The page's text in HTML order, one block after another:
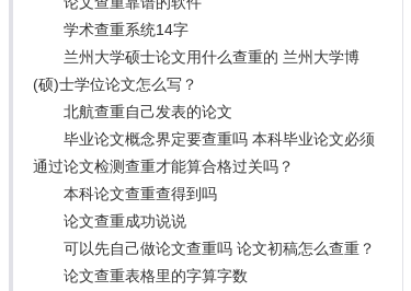
学术查重系统14字
兰州大学硕士论文用什么查重的 兰州大学博
(硕)士学位论文怎么写？
北航查重自己发表的论文
毕业论文概念界定要查重吗 本科毕业论文必须
通过论文检测查重才能算合格过关吗？
本科论文查重查得到吗
论文查重成功说说
可以先自己做论文查重吗 论文初稿怎么查重？
论文查重表格里的字算字数